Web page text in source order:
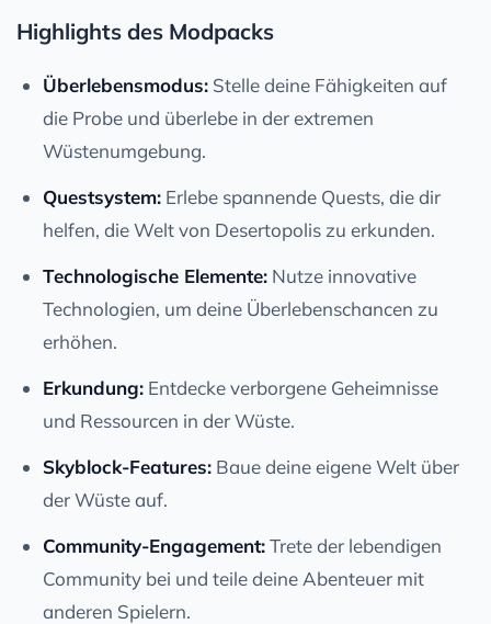
Highlights des Modpacks
Überlebensmodus: Stelle deine Fähigkeiten auf
die Probe und überlebe in der extremen
Wüstenumgebung.
Questsystem: Erlebe spannende Quests, die dir
helfen, die Welt von Desertopolis zu erkunden.
Technologische Elemente: Nutze innovative
Technologien, um deine Überlebenschancen zu
erhöhen.
Erkundung: Entdecke verborgene Geheimnisse
und Ressourcen in der Wüste.
Skyblock-Features: Baue deine eigene Welt über
der Wüste auf.
Community-Engagement:Trete der lebendigen
Community bei und teile deine Abenteuer mit
anderen Spielern.